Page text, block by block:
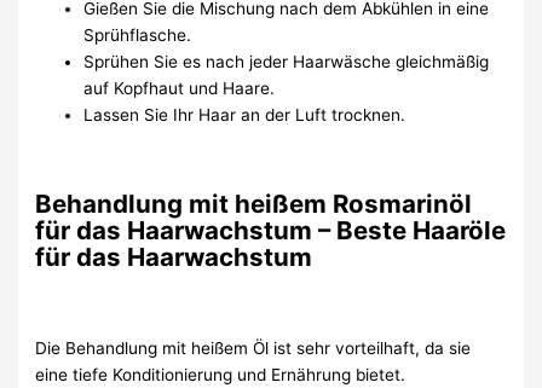
Gießen Sie die Mischung nach dem Abkühlen in eine
Sprühflasche.
Sprühen Sie es nach jeder Haarwäsche gleichmäßig
auf Kopfhaut und Haare.
Lassen Sie Ihr Haar an der Luft trocknen.
Behandlung mit heißem Rosmarinöl
für das Haarwachstum – Beste Haaröle
für das Haarwachstum
Die Behandlung mit heißem Öl ist sehr vorteilhaft, da sie
eine tiefe Konditionierung und Ernährung bietet.